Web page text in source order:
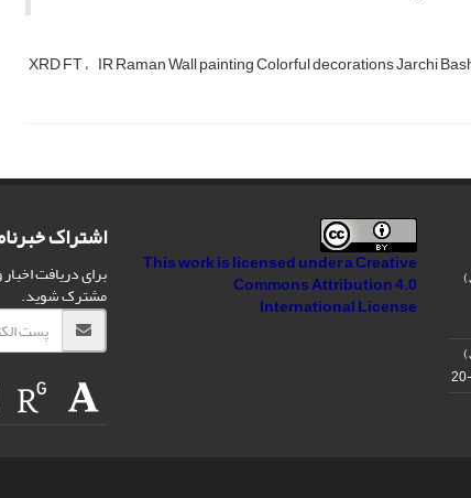
XRD FT IR Raman Wall painting Colorful decorations Jarchi
رتبه فصلنامه علمی علوم و فناوری رنگ(JCST)
رتبه فصلنامه علمی علوم و فناوری رنگ(JCST)
This work is licensed under aCreative
Commons Attribution 4.0
International License
اشتراک
برای دریافت
مشترک شوید.